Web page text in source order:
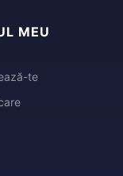
MEU
te